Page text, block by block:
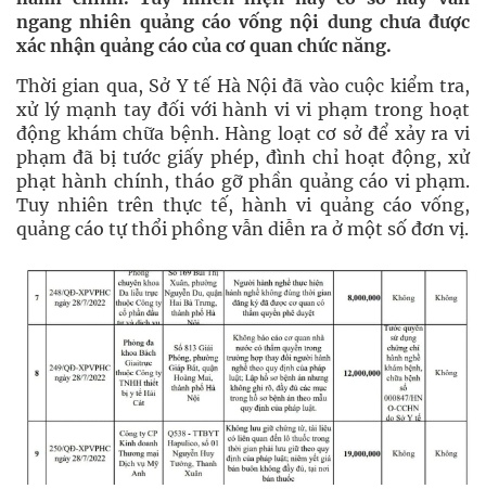
ngang nhiên quảng cáo vống nội dung chưa được
xác nhận quảng cáo của cơ quan chức năng.
Thời gian qua, Sở Y tế Hà Nội đã vào cuộc kiểm tra,
xử lý mạnh tay đối với hành vi vi phạm trong hoạt
động khám chữa bệnh. Hàng loạt cơ sở để xảy ra vi
phạm đã bị tước giấy phép, đình chỉ hoạt động, xử
phạt hành chính, tháo gỡ phần quảng cáo vi phạm.
Tuy nhiên trên thực tế, hành vi quảng cáo vống,
quảng cáo tự thổi phồng vẫn diễn ra ở một số đơn vị.